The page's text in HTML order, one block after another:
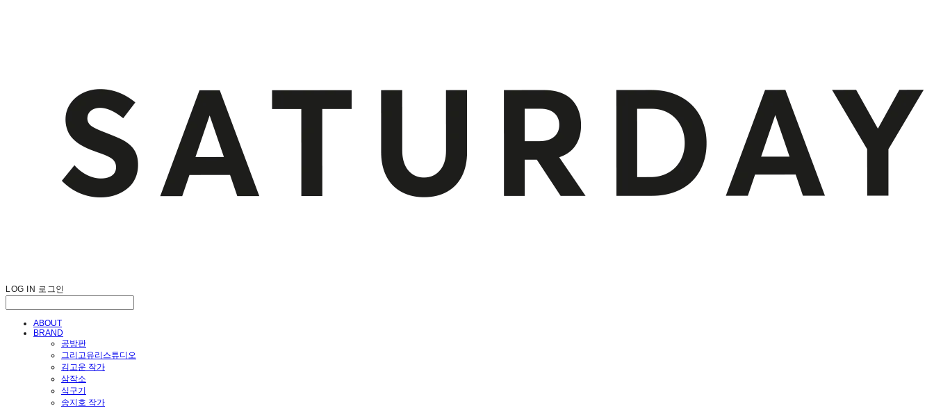
LOG IN 로그인
ABOUT
BRAND
공방판
그리고유리스튜디오
김고운 작가
삼작소
식구기
송지호 작가